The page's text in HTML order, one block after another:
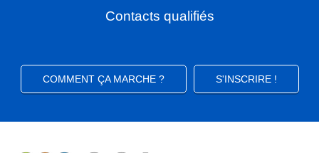
Contacts qualifiés
COMMENT ÇA MARCHE ? S'INSCRIRE !